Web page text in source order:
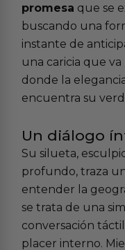
promesa que se
buscando una
instante de
una caricia que
donde la
encuentra su
Un diálogo
Su silueta,
profundo, traza
entender la
se trata de una
conversación
placer interno.